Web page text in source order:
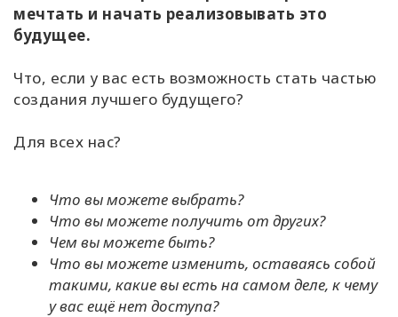
мечтать и начать реализовывать это
будущее.
Что, если у вас есть возможность стать частью
создания лучшего будущего?
Для всех нас?
Что вы можете выбрать?
Что вы можете получить от других?
Чем вы можете быть?
Что вы можете изменить, оставаясь собой
такими, какие вы есть на самом деле, к чему
у вас ещё нет доступа?